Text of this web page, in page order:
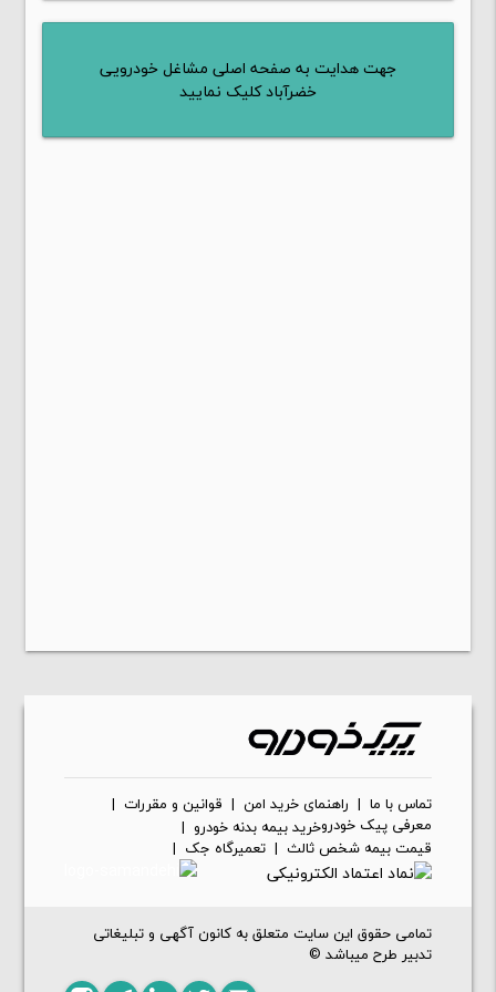
جهت هدایت به صفحه اصلی مشاغل خودرویی
خضرآباد کلیک نمایید
تماس با ما| راهنمای خرید امن| قوانین و مقررات|
معرفی پیک خودروخرید بیمه بدنه خودرو|
قیمت بیمه شخص ثالث| تعمیرگاه جک |
تمامی حقوق این سایت متعلق به کانون آگهی و تبلیغاتی
تدبیر طرح میباشد ©